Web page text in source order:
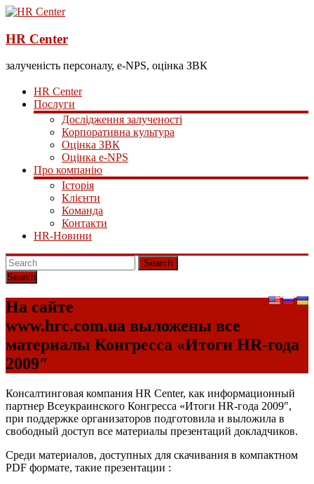
HR Center
залученість персоналу, e-NPS, оцінка ЗВК
HR Center
Послуги
Дослідження залученості
Корпоративна культура
Оцінка ЗВК
Оцінка e-NPS
Про компанію
Історія
Клієнти
Команда
Контакти
HR-Новини
Search
На сайте
www.hrc.com.ua выложены все
материалы Конгресса «Итоги HR-года
2009″
Консалтинговая компания HR Center, как информационный
партнер Всеукраинского Конгресса «Итоги HR-года 2009″,
при поддержке организаторов подготовила и выложила в
свободный доступ все материалы презентаций докладчиков.
Среди материалов, доступных для скачивания в компактном
PDF формате, такие презентации :